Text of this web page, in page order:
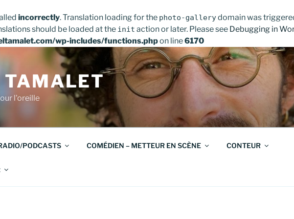
incorrectly. Translation loading for the photo-gallerydomain was
should be loaded at the init action or later. Please see Debugging in
wp-includes/functions.phpon line6170
l'oreille
PODCASTS COMÉDIEN – METTEUR EN SCÈNE CONTEUR